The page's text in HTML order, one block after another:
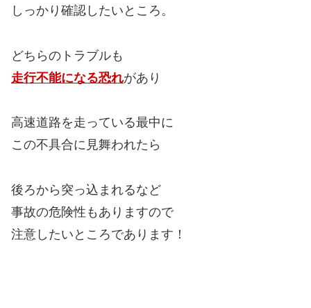
しっかり確認したいところ。
どちらのトラブルも
走行不能になる恐れがあり
高速道路を走っている最中に
この不具合に見舞われたら
後ろから突っ込まれるなど
事故の危険性もありますので
注意したいところであります！